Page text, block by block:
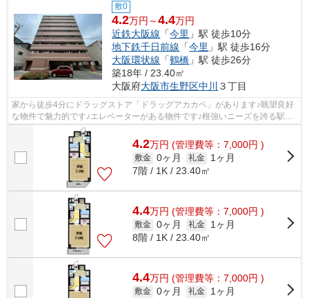
敷0
4.2万円～4.4万円
近鉄大阪線 「今里 」駅 徒歩10分
地下鉄千日前線 「今里 」駅 徒歩16分
大阪環状線 「鶴橋 」駅 徒歩26分
築18年 / 23.40㎡
大阪府大阪市生野区中川 ３丁目
家から徒歩4分にドラッグストア「ドラッグアカカベ」があります♪眺望良好
な物件で魅力的です♪エレベーターがある物件です♪根強いニーズを誇る駅近
の物件となり、徒歩10分に駅がありま...
4.2万円 (管理費等：7,000円 )
敷金 0ヶ月 礼金
1ヶ月
7階 / 1K / 23.40㎡
4.4万円 (管理費等：7,000円 )
敷金 0ヶ月 礼金
1ヶ月
8階 / 1K / 23.40㎡
4.4万円 (管理費等：7,000円 )
敷金 0ヶ月 礼金
1ヶ月